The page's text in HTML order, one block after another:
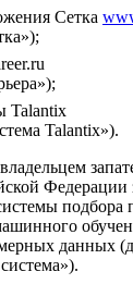
Сетка
Talantix
Talantix»).
подбора
данных